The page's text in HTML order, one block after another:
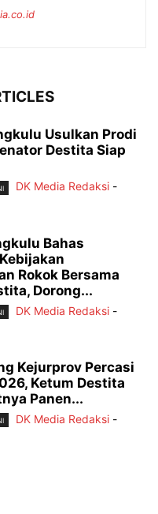
Usulkan Prodi
Destita Siap
DK Media Redaksi -
Bahas
Rokok Bersama
Dorong...
DK Media Redaksi -
Kejurprov Percasi
Ketum Destita
Panen...
DK Media Redaksi -